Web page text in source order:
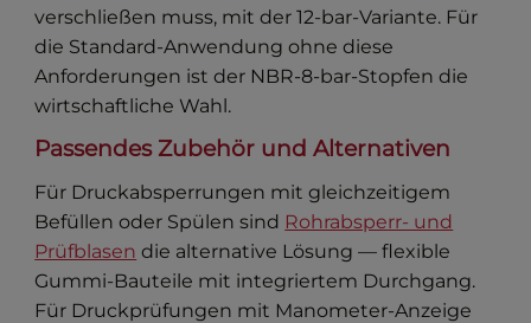
verschließen muss, mit der 12-bar-Variante. Für
die Standard-Anwendung ohne diese
Anforderungen ist der NBR-8-bar-Stopfen die
wirtschaftliche Wahl.
Passendes Zubehör und Alternativen
Für Druckabsperrungen mit gleichzeitigem
Befüllen oder Spülen sind Rohrabsperr- und
Prüfblasen die alternative Lösung — flexible
Gummi-Bauteile mit integriertem Durchgang.
Für Druckprüfungen mit Manometer-Anzeige